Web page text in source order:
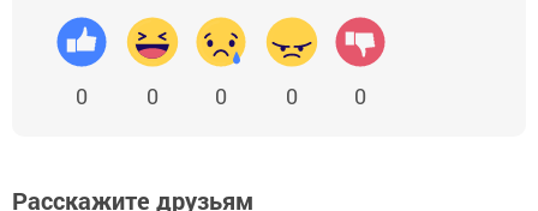
0 0 0 0 0
Расскажите друзьям